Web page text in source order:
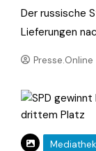
Der russische
Lieferungen
Presse.Online
Mediathek